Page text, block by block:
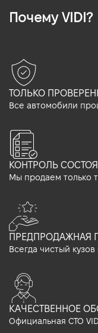
Почему VIDI?
ТОЛЬКО
Все автомобили
КОНТРОЛЬ
Мы продаем только
ПРЕДПРОДАЖНАЯ
Всегда чистый
КАЧЕСТВЕННОЕ
Официальная СТО